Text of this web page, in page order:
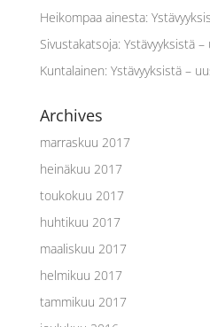
Heikompaa ainesta:
Sivustakatsoja: Ystävyyksistä –
Kuntalainen: Ystävyyksistä –
Archives
marraskuu 2017
heinäkuu 2017
toukokuu 2017
huhtikuu 2017
maaliskuu 2017
helmikuu 2017
tammikuu 2017